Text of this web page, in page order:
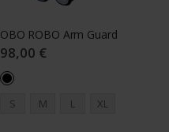
OBO ROBO Arm Guard
98,00 €
S M L XL